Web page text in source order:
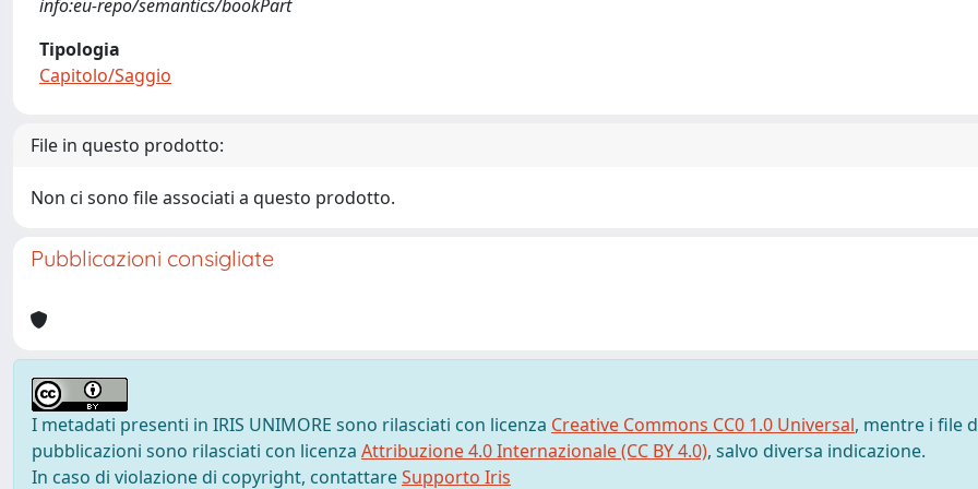
info:eu-repo/semantics/bookPart
Tipologia
Capitolo/Saggio
File in questo prodotto:
Non ci sono file associati a questo prodotto.
Pubblicazioni consigliate
I metadati presenti in IRIS UNIMORE sono rilasciati con licenza Creative Commons CC0 1.0 Universal, mentre i file
pubblicazioni sono rilasciati con licenza Attribuzione 4.0 Internazionale (CC BY 4.0), salvo diversa indicazione.
In caso di violazione di copyright, contattareSupporto Iris